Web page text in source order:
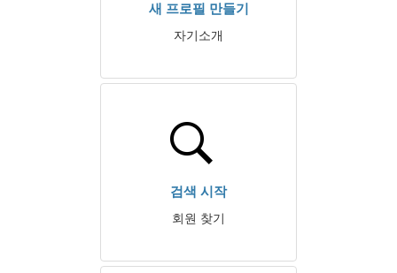
새 프로필 만들기
자기소개
검색 시작
회원 찾기